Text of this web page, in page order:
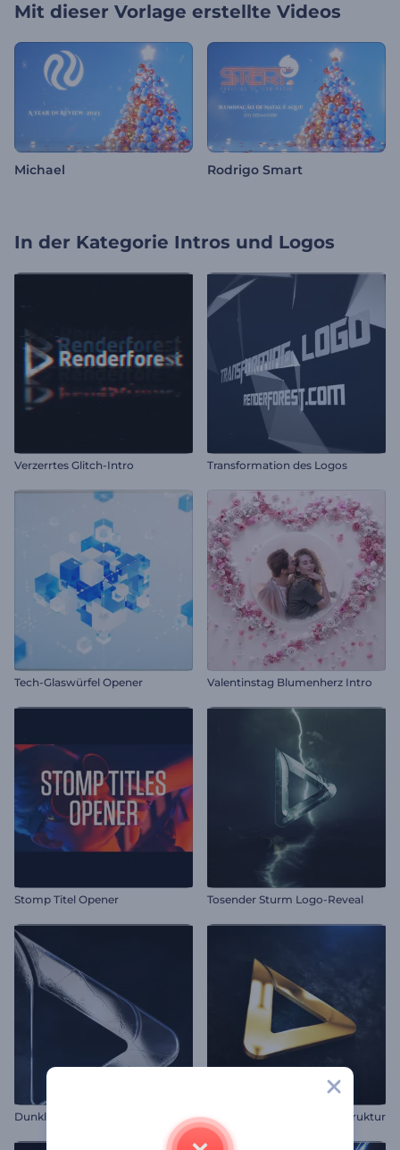
Mit dieser Vorlage erstellte Videos
Michael Rodrigo Smart
In der Kategorie Intros und Logos
Verzerrtes Glitch-Intro Transformation des Logos
Tech-Glaswürfel Opener Valentinstag Blumenherz Intro
Stomp Titel Opener Tosender Sturm Logo-Reveal
Dunkles, filmisches Intro Animiertes Logo - Solide Struktur